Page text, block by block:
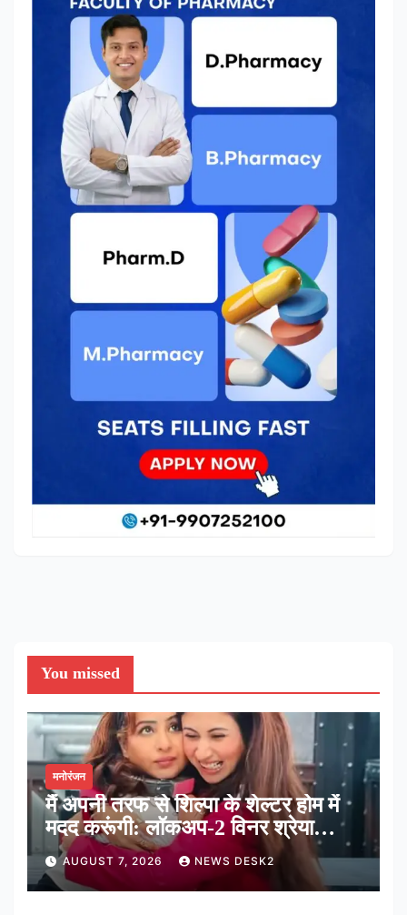
You missed
मनोरंजन
मैं अपनी तरफ से शिल्पा के शेल्टर होम में
मदद करूंगी: लॉकअप-2 विनर श्रेया
कालरा
AUGUST 7, 2026 NEWS DESK2